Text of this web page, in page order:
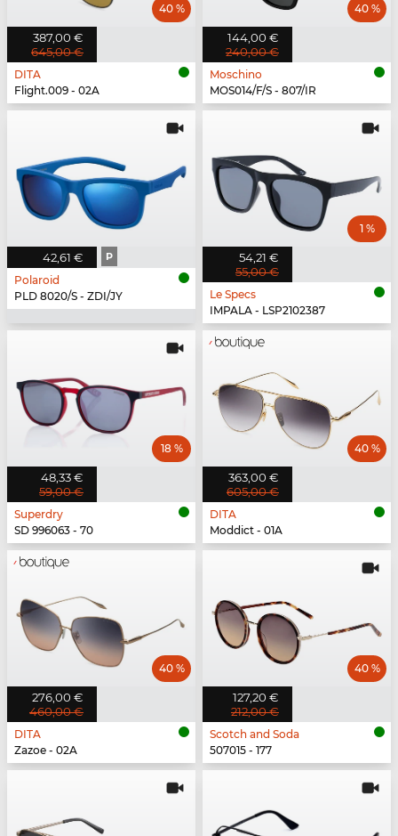
387,00 €
645,00 €
40 %
DITA
Flight.009 - 02A
144,00 €
240,00 €
40 %
Moschino
MOS014/F/S - 807/IR
42,61 € P
Polaroid
PLD 8020/S - ZDI/JY
54,21 €
55,00 €
1 %
Le Specs
IMPALA - LSP2102387
48,33 €
59,00 €
18 %
Superdry
SD 996063 - 70
363,00 €
605,00 €
40 %
DITA
Moddict - 01A
276,00 €
460,00 €
40 %
DITA
Zazoe - 02A
127,20 €
212,00 €
40 %
Scotch and Soda
507015 - 177